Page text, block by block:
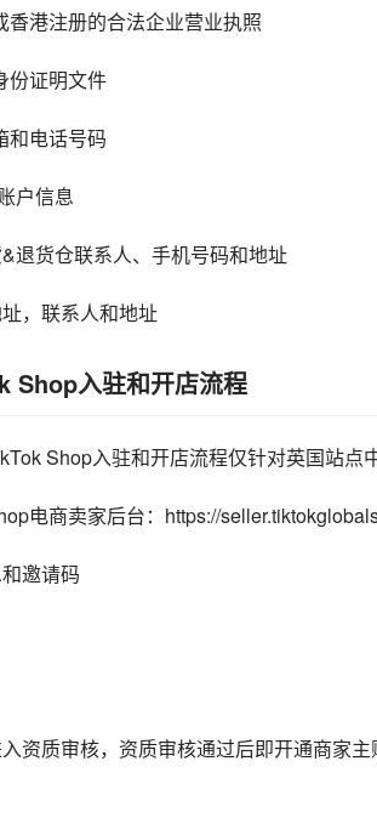
香港注册的合法企业营业执照
份证明文件
和电话号码
户信息
退货仓联系人、手机号码和地址
，联系人和地址
Shop入驻和开店流程
Shop入驻和开店流程仅针对英国站点
电商卖家后台：https://
邀请码
资质审核，资质审核通过后即开通商家主